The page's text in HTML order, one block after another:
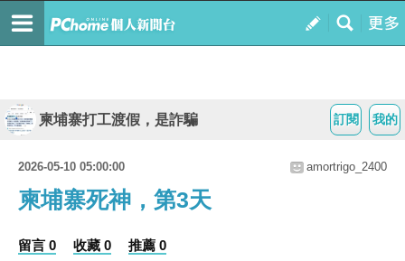
我的
訂閱
柬埔寨打工渡假，是詐騙
2026-05-10 05:00:00 amortrigo_2400
柬埔寨死神，第3天
留言 0 收藏 0 推薦 0